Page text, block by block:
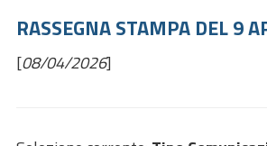
RASSEGNA STAMPA DEL 9
[08/04/2026]